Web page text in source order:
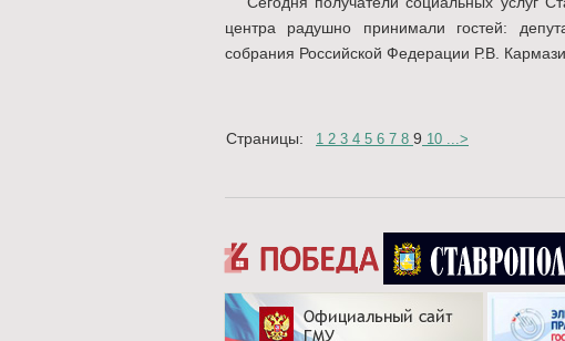
центра радушно принимали гостей:
собрания Российской Федерации Р.В.
Страницы: 1 2 3 4 5 6 7 8 9 10 ...>